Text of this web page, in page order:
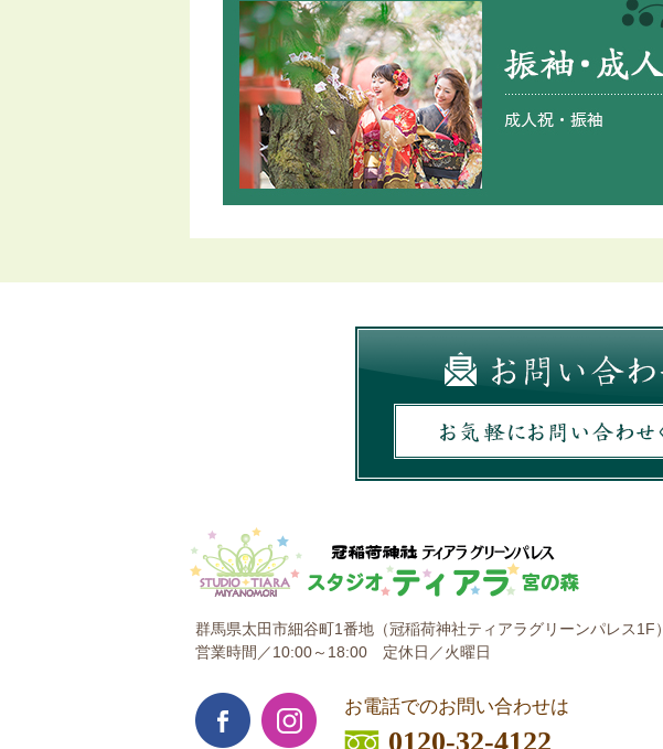
群馬県太田市細谷町1番地（冠稲荷神社ティアラグリーンパレス1F）
営業時間／10:00～18:00 定休日／火曜日
お電話でのお問い合わせは
0120-32-4122